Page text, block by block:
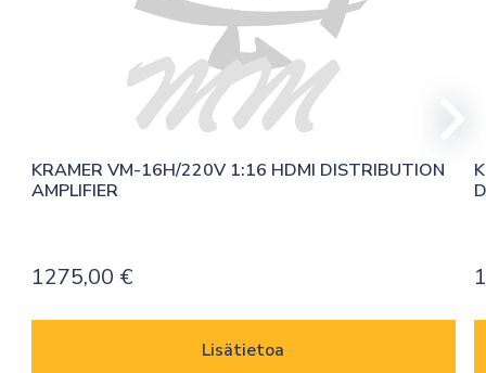
KRAMER VM-16H/220V 1:16 HDMI DISTRIBUTION
AMPLIFIER
1275,00 €
Lisätietoa